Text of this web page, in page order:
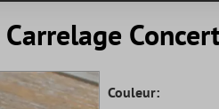
Couleur: